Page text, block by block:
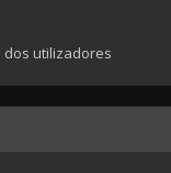
dos utilizadores